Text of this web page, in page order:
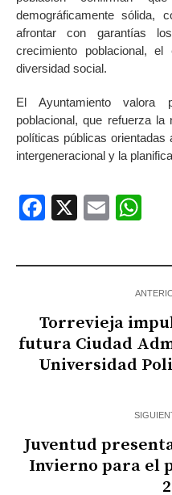
demográficamente sólida,
afrontar con garantías
crecimiento poblacional,
diversidad social.
El Ayuntamiento valora
poblacional, que refuerza la
políticas públicas
intergeneracional y la
Facebook
X Email
Torrevieja
futura Ciudad
Universidad
Juventud
Invierno para el